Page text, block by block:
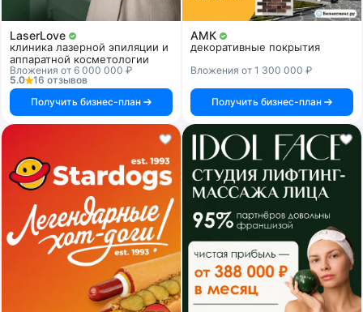
LaserLove
клиника лазерной эпиляции и
аппаратной косметологии
Вложения от 6 000 000 ₽
5.0
16 отзывов
Получить бизнес-план
АМК
декоративные покрытия
Вложения от 1 300 000 ₽
Получить бизнес-план